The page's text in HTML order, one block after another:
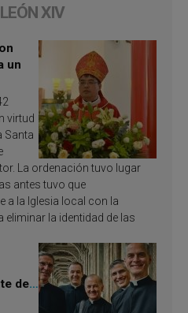
XIV
un
virtud
Santa
La ordenación tuvo lugar
antes tuvo que
a la Iglesia local con la
la identidad de las
de